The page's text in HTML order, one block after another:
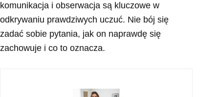
komunikacja i obserwacja są kluczowe w
odkrywaniu prawdziwych uczuć. Nie bój się
zadać sobie pytania, jak on naprawdę się
zachowuje i co to oznacza.